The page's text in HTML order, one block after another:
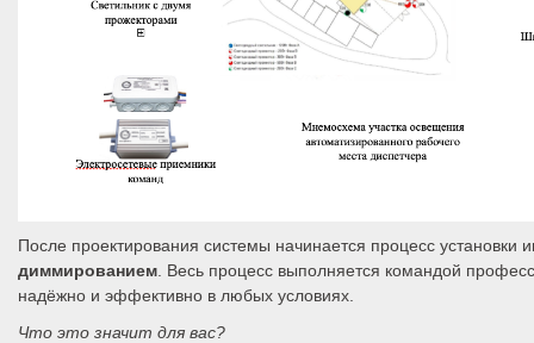
После проектирования системы начинается процесс установки
диммированием . Весь процесс выполняется командой
надёжно и эффективно в любых условиях.
Что это значит для вас?